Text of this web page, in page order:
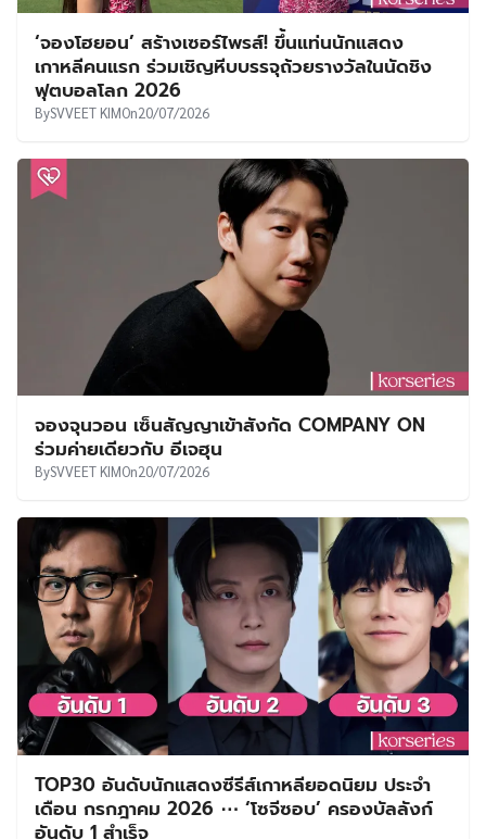
‘จองโฮยอน’ สร้างเซอร์ไพรส์! ขึ้นแท่นนักแสดง
เกาหลีคนแรก ร่วมเชิญหีบบรรจุถ้วยรางวัลในนัดชิง
ฟุตบอลโลก 2026
BySVVEET KIMOn20/07/2026
จองจุนวอน เซ็นสัญญาเข้าสังกัด COMPANY ON
ร่วมค่ายเดียวกับ อีเจฮุน
BySVVEET KIMOn20/07/2026
TOP30 อันดับนักแสดงซีรีส์เกาหลียอดนิยม ประจำ
เดือน กรกฎาคม 2026 ⋯ ‘โซจีซอบ’ ครองบัลลังก์
อันดับ 1 สำเร็จ